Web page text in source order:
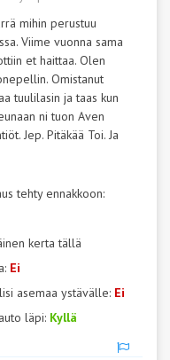
mihin perustuu
Viime vuonna sama
et haittaa. Olen
Omistanut
tuulilasin ja taas kun
ni tuon Aven
Jep. Pitäkää Toi. Ja
tehty ennakkoon:
kerta tällä
Ei
asemaa ystävälle: Ei
läpi: Kyllä